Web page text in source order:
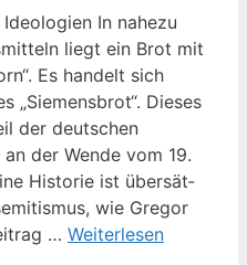
In nahe­zu
liegt ein Brot mit
Es han­delt sich
„Sie­mens­brot“. Die­ses
der deut­schen
der Wen­de vom 19.
His­to­rie ist über­sät­
wie Gre­gor
… Wei­ter­le­sen